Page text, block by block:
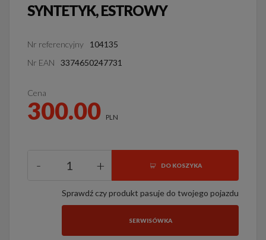
SYNTETYK, ESTROWY
Nr referencyjny
104135
Nr EAN
3374650247731
Cena
300.00 PLN
- + DO KOSZYKA
Sprawdź czy produkt pasuje do twojego pojazdu
SERWISÓWKA